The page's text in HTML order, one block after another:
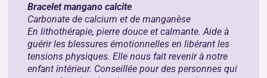
Bracelet mangano calcite
Carbonate de calcium et de manganèse
En lithothérapie, pierre douce et calmante. Aide à
guérir les blessures émotionnelles en libérant les
tensions physiques. Elle nous fait revenir à notre
enfant intérieur. Conseillée pour des personnes qui